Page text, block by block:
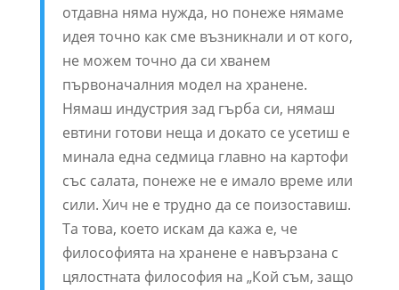
отдавна няма нужда, но понеже нямаме
идея точно как сме възникнали и от кого,
не можем точно да си хванем
първоначалния модел на хранене.
Нямаш индустрия зад гърба си, нямаш
евтини готови неща и докато се усетиш е
минала една седмица главно на картофи
със салата, понеже не е имало време или
сили. Хич не е трудно да се поизоставиш.
Та това, което искам да кажа е, че
философията на хранене е навързана с
цялостната философия на „Кой съм, защо